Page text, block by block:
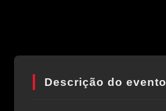
Descrição do evento